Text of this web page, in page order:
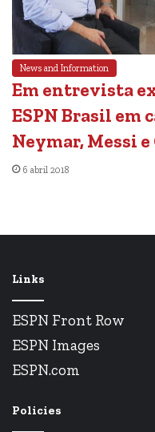
News and Information
Em entrevista
ESPN Brasil em
Neymar, Messi
6 abril 2018
Links
ESPN Front Row
ESPN Images
ESPN.com
Policies